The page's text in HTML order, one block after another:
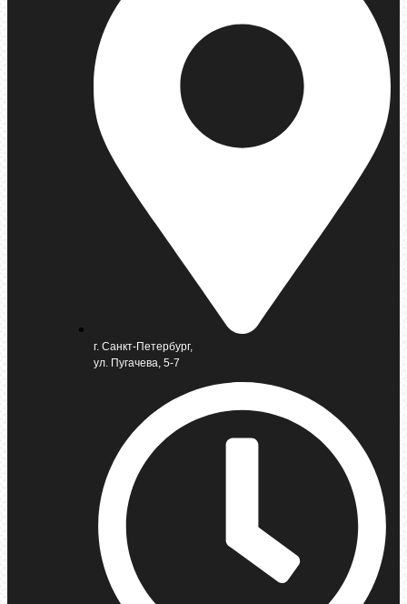
г. Санкт-Петербург,
ул. Пугачева, 5-7